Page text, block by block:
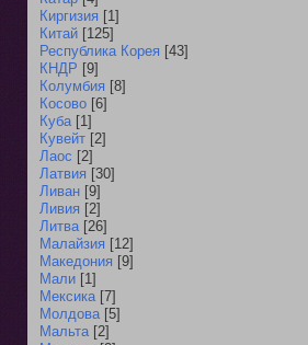
Киргизия [1]
Китай [125]
Республика Корея [43]
КНДР [9]
Колумбия [8]
Косово [6]
Куба [1]
Кувейт [2]
Лаос [2]
Латвия [30]
Ливан [9]
Ливия [2]
Литва [26]
Малайзия [12]
Македония [9]
Мали [1]
Мексика [7]
Молдова [5]
Мальта [2]